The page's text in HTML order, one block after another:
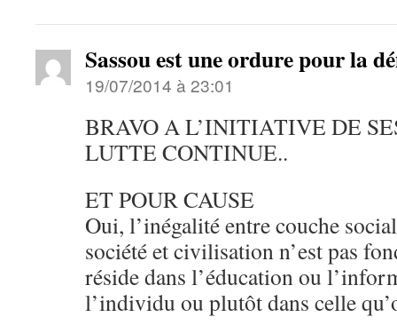
Sassou est une ordure pour la
19/07/2014 à 23:01
BRAVO A L’INITIATIVE DE
LUTTE CONTINUE..
ET POUR CAUSE
Oui, l’inégalité entre couche
société et civilisation n’est pas
réside dans l’éducation ou
l’individu ou plutôt dans celle